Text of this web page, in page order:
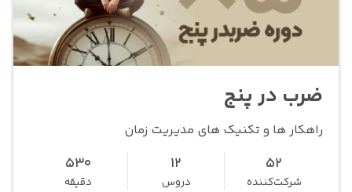
ضرب در پنج
راهکار ها و تکنیک های مدیریت زمان
52
شرکت‌کننده
12
دروس
530
دقیقه